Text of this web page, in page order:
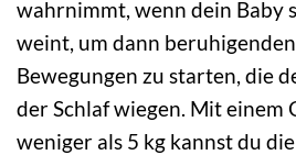
wahrnimmt, wenn dein Baby
weint, um dann
Bewegungen zu starten, die
der Schlaf wiegen. Mit einem
weniger als 5 kg kannst du